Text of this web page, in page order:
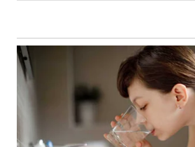
KALTENG